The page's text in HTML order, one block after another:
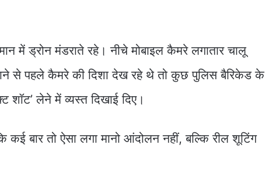
में ड्रोन मंडराते रहे। नीचे मोबाइल कैमरे लगातार चालू
से पहले कैमरे की दिशा देख रहे थे तो कुछ पुलिस बैरिकेड के
शॉट’ लेने में व्यस्त दिखाई दिए।
कई बार तो ऐसा लगा मानो आंदोलन नहीं, बल्कि रील शूटिंग